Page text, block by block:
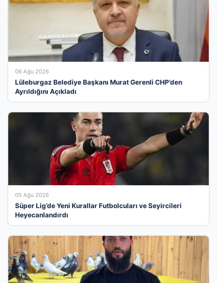
06 Ağu 2026
Lüleburgaz Belediye Başkanı Murat Gerenli CHP’den
Ayrıldığını Açıkladı
05 Ağu 2026
Süper Lig’de Yeni Kurallar Futbolcuları ve Seyircileri
Heyecanlandırdı